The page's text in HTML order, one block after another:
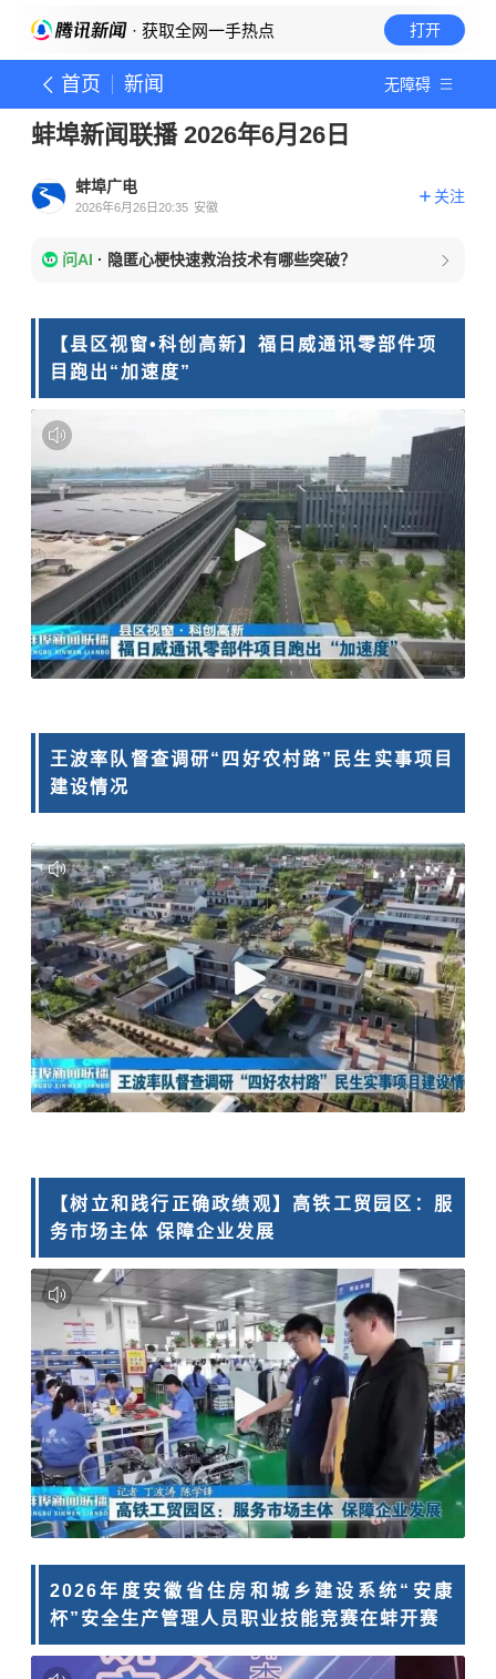
· 获取全网一手热点 打开
首页 新闻 无障碍
蚌埠新闻联播 2026年6月26日
蚌埠广电
2026年6月26日20:35 安徽
关注
问AI · 隐匿心梗快速救治技术有哪些突破？
【县区视窗•科创高新】福日威通讯零部件项
目跑出“加速度”
王波率队督查调研“四好农村路”民生实事项目
建设情况
【树立和践行正确政绩观】高铁工贸园区：服
务市场主体 保障企业发展
2026年度安徽省住房和城乡建设系统“ 安康
杯”安全生产管理人员职业技能竞赛在蚌开赛